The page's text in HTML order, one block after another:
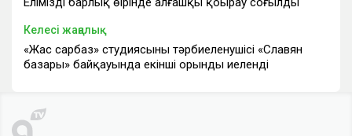
Келесі жаңалық
«Жас сарбаз» студиясының тәрбиеленушісі «Славян
базары» байқауында екінші орынды иеленді